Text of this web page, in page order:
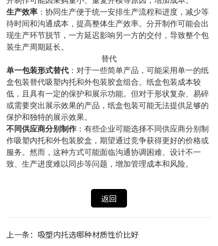
生产效率 ：协同生产便于统一安排生产流程和进度，减少等
待时间和沟通成本，提高整体生产效率。分开制作可能会出
现生产环节脱节，一方延迟影响另一方的交付，导致整个包
装生产周期延长。
替代
单一包装形式替代 ：对于一些简单产品，可能采用单一的纸
盒包装替代吸塑内托和外包装胶盒组合。纸盒包装成本较
低，且具有一定的保护和展示功能。但对于形状复杂、易碎
或需要突出展示效果的产品，纸盒包装可能无法提供足够的
保护和独特的展示效果。
不同供应商分别制作 ：有些企业可能选择不同供应商分别制
作吸塑内托和外包装胶盒，期望通过竞争获得更好的价格或
服务。然而，这种方式可能面临沟通协调困难、设计不一
致、生产进度难以同步等问题，增加管理成本和风险。
返回
上一条：吸塑内托选哪种材质性价比好